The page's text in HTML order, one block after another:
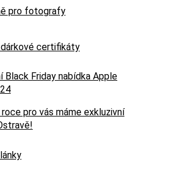
pro fotografy
certifikáty
Black Friday nabídka Apple
pro vás máme exkluzivní